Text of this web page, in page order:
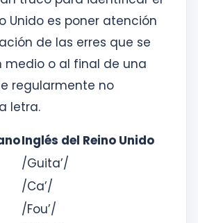
Unido es poner atención
de las erres que se
medio o al final de una
regularmente no
letra.
Inglés del Reino Unido
/Guita’/
/Ca’/
/Fou’/